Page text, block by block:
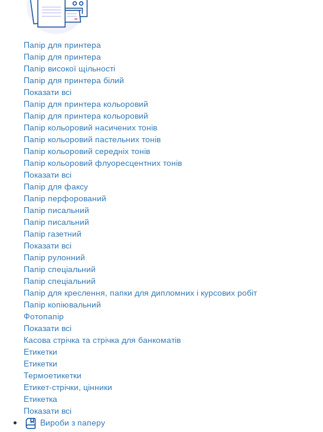
Папір для принтера
Папір для принтера
Папір високої щільності
Папір для принтера білий
Показати всі
Папір для принтера кольоровий
Папір для принтера кольоровий
Папір кольоровий насичених тонів
Папір кольоровий пастельних тонів
Папір кольоровий середніх тонів
Папір кольоровий флуоресцентних тонів
Показати всі
Папір для факсу
Папір перфорований
Папір писальний
Папір писальний
Папір газетний
Показати всі
Папір рулонний
Папір спеціальний
Папір спеціальний
Папір для креслення, папки для дипломних і курсових робіт
Папір копіювальний
Фотопапір
Показати всі
Касова стрічка та стрічка для банкоматів
Етикетки
Етикетки
Термоетикетки
Етикет-стрічки, цінники
Етикетка
Показати всі
Вироби з паперу